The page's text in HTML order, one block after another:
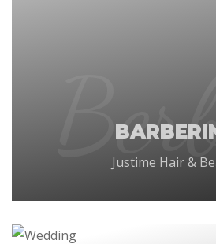
Justime Hair &